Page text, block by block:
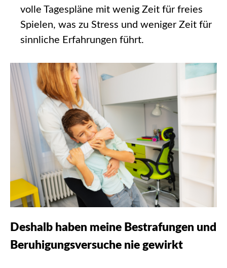
volle Tagespläne mit wenig Zeit für freies
Spielen, was zu Stress und weniger Zeit für
sinnliche Erfahrungen führt.
Deshalb haben meine Bestrafungen und
Beruhigungsversuche nie gewirkt